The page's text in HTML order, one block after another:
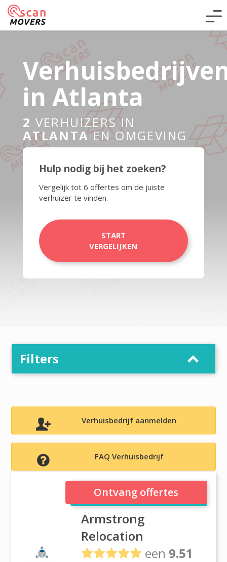
in Atlanta
2 VERHUIZERS IN
ATLANTA EN OMGEVING
Hulp nodig bij het zoeken?
Vergelijk tot 6 offertes om de juiste
verhuizer te vinden.
START
VERGELIJKEN
Filters
Verhuisbedrijf aanmelden
FAQ Verhuisbedrijf
Armstrong Relocation
Armstrong
Relocation
een 9.51
Ontvang offertes